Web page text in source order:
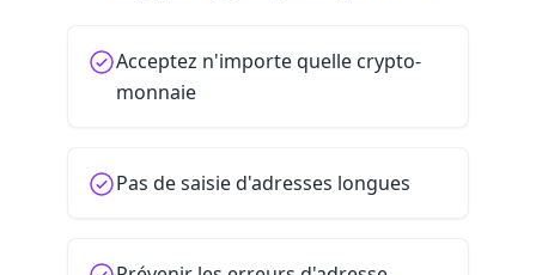
Acceptez n'importe quelle crypto-
monnaie
Pas de saisie d'adresses longues